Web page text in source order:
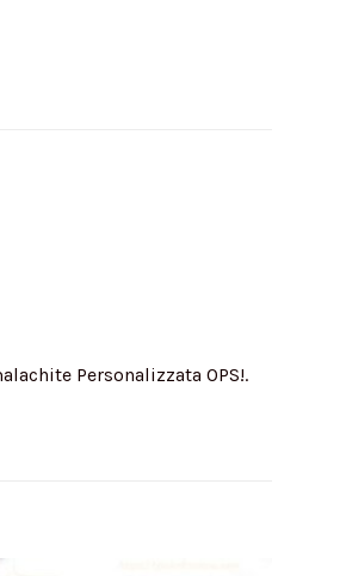
Personalizzata OPS!.